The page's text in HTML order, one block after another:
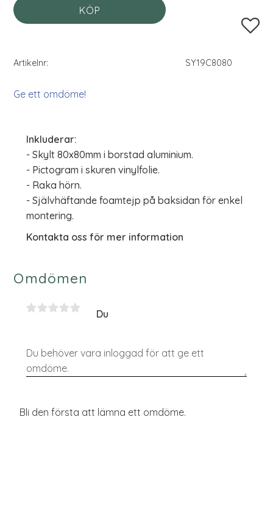
KÖP
Lägg
Artikelnr SY19C8080
Ge ett omdöme!
Inkluderar:
- Skylt 80x80mm i borstad aluminium.
- Pictogram i skuren vinylfolie.
- Raka hörn.
- Självhäftande foamtejp på baksidan för enkel
montering.
Kontakta oss för mer information
Omdömen
Du
Bli den första att lämna ett omdöme.